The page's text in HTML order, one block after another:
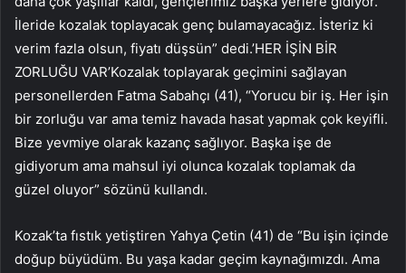
İleride kozalak toplayacak genç bulamayacağız. İsteriz ki
verim fazla olsun, fiyatı düşsün” dedi.’HER İŞİN BİR
ZORLUĞU VAR’Kozalak toplayarak geçimini sağlayan
personellerden Fatma Sabahçı (41), “Yorucu bir iş. Her işin
bir zorluğu var ama temiz havada hasat yapmak çok keyifli.
Bize yevmiye olarak kazanç sağlıyor. Başka işe de
gidiyorum ama mahsul iyi olunca kozalak toplamak da
güzel oluyor” sözünü kullandı.
Kozak’ta fıstık yetiştiren Yahya Çetin (41) de “Bu işin içinde
doğup büyüdüm. Bu yaşa kadar geçim kaynağımızdı. Ama